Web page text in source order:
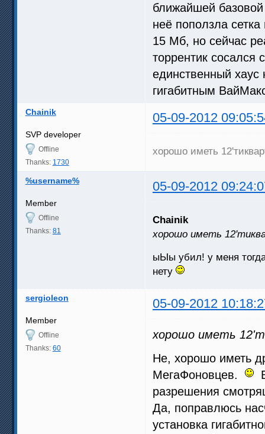
ближайшей
неё поползла
15 Мб, но сейчас
торрентик сосался
единственный
гигабитным
Chainik 05-09-2012
SVP developer
Offline
Thanks: 1730
хорошо иметь
%username% 05-09-2012
Member
Offline
Thanks: 81
Chainik
хорошо иметь
ыЫы убил! у меня
нету
sergioleon 05-09-2012
Member
Offline
Thanks: 60
хорошо иметь
Не, хорошо иметь
МегаФоновцев.
разрешения
Да, поправлюсь
установка